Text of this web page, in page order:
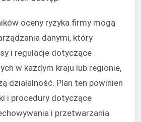
oceny ryzyka firmy mogą
danymi, który
i regulacje dotyczące
w każdym kraju lub regionie,
działalność. Plan ten powinien
i procedury dotyczące
i przetwarzania